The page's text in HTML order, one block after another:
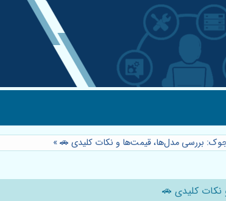
جوک: بررسی مدل‌ها، قیمت‌ها و نکات کلیدی 🚗»
نکات کلیدی 🚗